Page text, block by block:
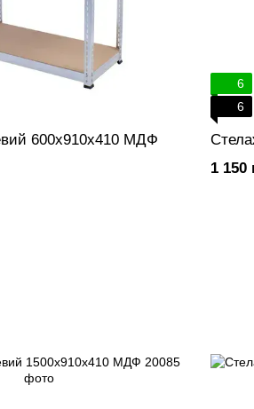
600х910х410 МДФ
6
6
1 150